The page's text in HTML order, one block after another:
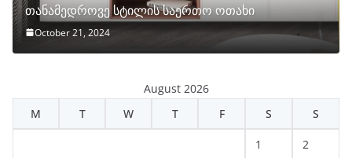
თანამედროვე სტილის საერთო ოთახი
October 21, 2024
August 2026
M
T W T F S S
1 2